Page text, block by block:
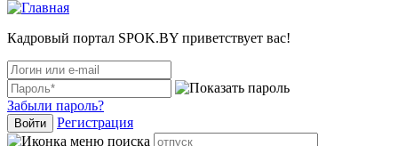
Кадровый портал SPOK.BY приветствует вас!
Забыли пароль?
Войти Регистрация